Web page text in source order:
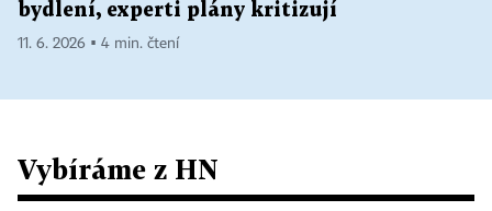
bydlení, experti plány kritizují
11. 6. 2026 ▪ 4 min. čtení
Vybíráme z HN